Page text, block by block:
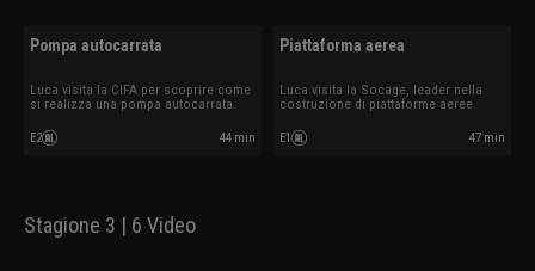
Pompa autocarrata
Luca visita la CIFA per scoprire come
si realizza una pompa autocarrata.
E2 44 min
Piattaforma aerea
Luca visita la Socage, leader nella
costruzione di piattaforme aeree.
E1 47 min
Stagione 3 | 6 Video